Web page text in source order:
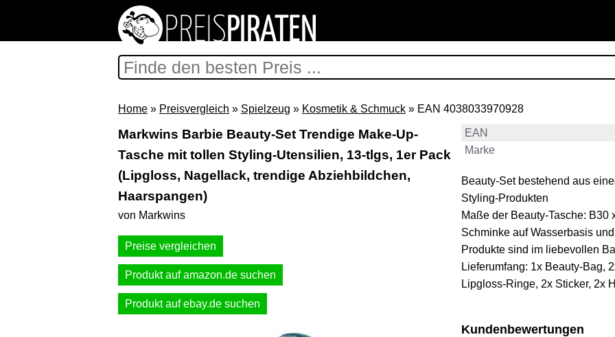
Home » Preisvergleich » Spielzeug » Kosmetik & Schmuck » EAN 4038033970928
Markwins Barbie Beauty-Set Trendige Make-Up-
Tasche mit tollen Styling-Utensilien, 13-tlgs, 1er Pack
(Lipgloss, Nagellack, trendige Abziehbildchen,
Haarspangen)
von Markwins
Preise vergleichen
Produkt auf amazon.de suchen
Produkt auf ebay.de suchen
EAN
Marke
Beauty-Set bestehend aus
Styling-Produkten
Maße der Beauty-Tasche: B30
Schminke auf Wasserbasis
Produkte sind im liebevollen
Lieferumfang: 1x Beauty-Bag,
Lipgloss-Ringe, 2x Sticker, 2x
Kundenbewertungen